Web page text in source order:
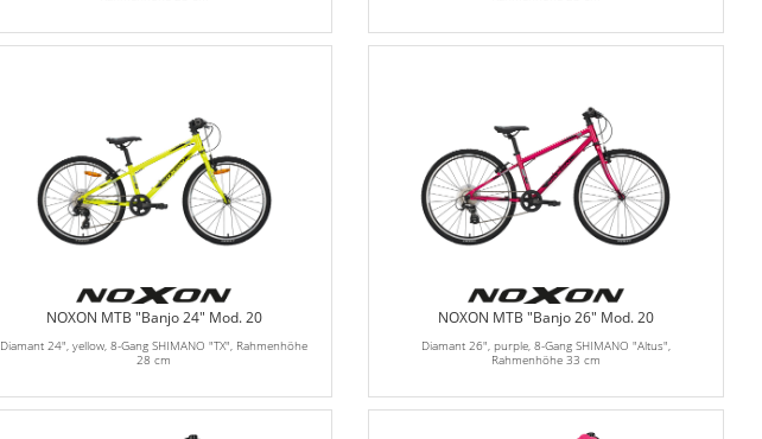
NOXON MTB "Banjo 24" Mod. 20
Diamant 24", yellow, 8-Gang SHIMANO "TX", Rahmenhöhe
28 cm
NOXON MTB "Banjo 26" Mod. 20
Diamant 26", purple, 8-Gang SHIMANO "Altus",
Rahmenhöhe 33 cm